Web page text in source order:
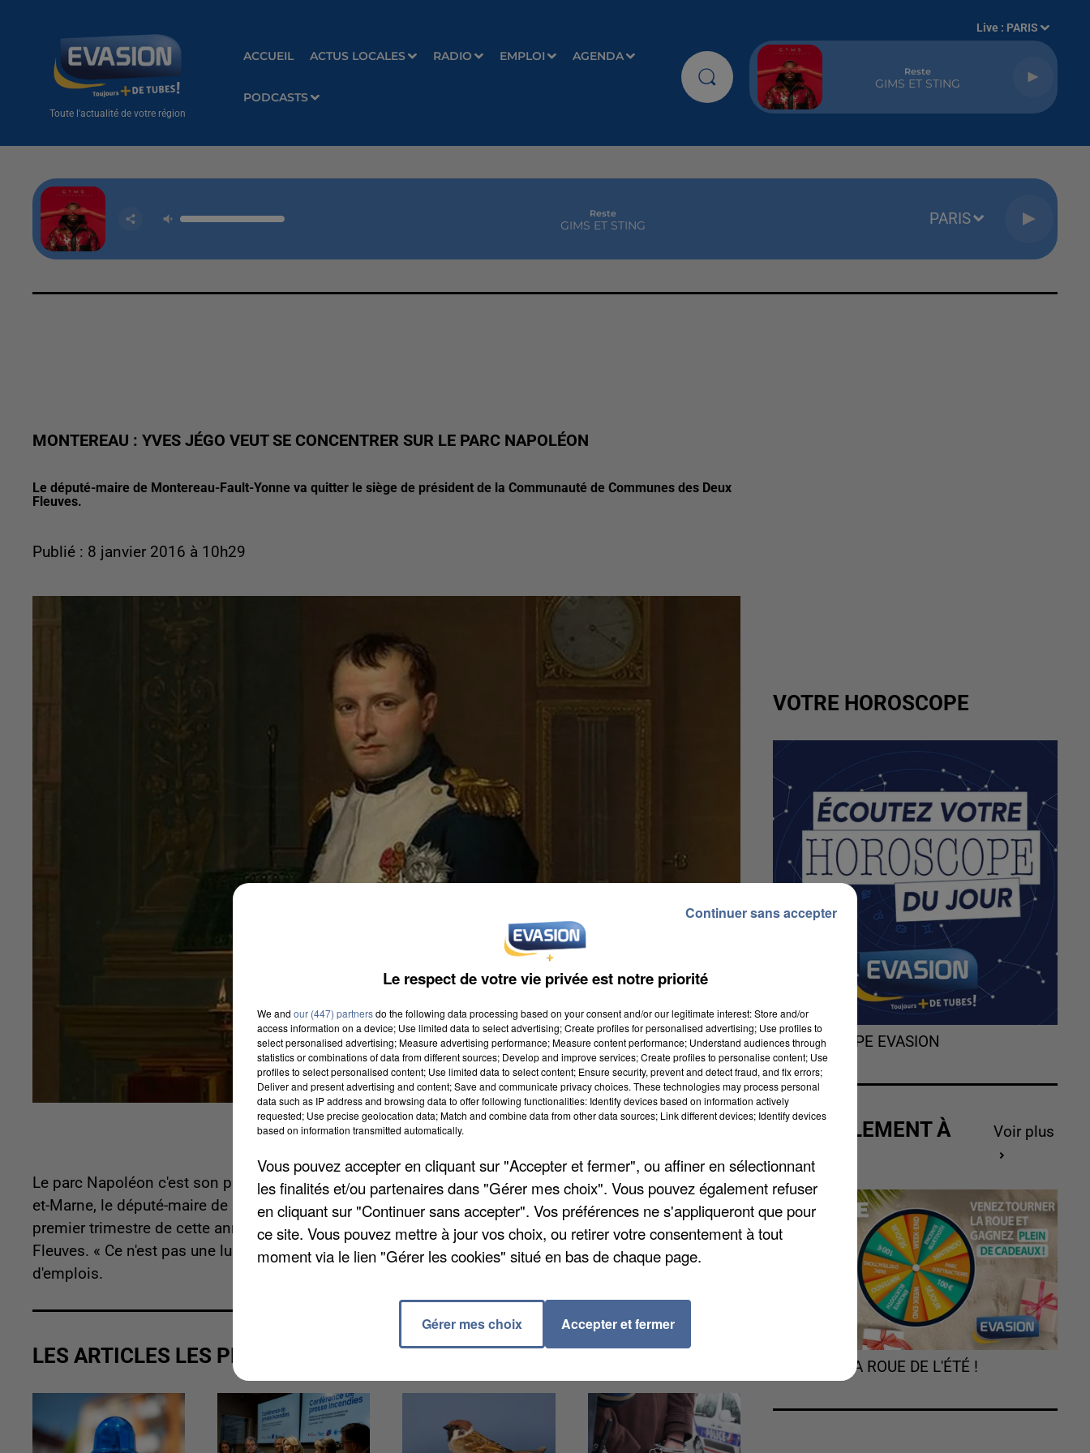
Toute l'actualité de votre région
ACCUEIL ACTUS LOCALES RADIO EMPLOI AGENDA
PODCASTS
Live : PARIS
Reste
GIMS ET STING
Reste
GIMS ET STING PARIS
MONTEREAU : YVES JÉGO VEUT SE CONCENTRER SUR LE PARC NAPOLÉON
Le député-maire de Montereau-Fault-Yonne va quitter le siège de président de la Communauté de Communes des Deux
Fleuves.
Publié : 8 janvier 2016 à 10h29
Le parc Napoléon c'est son projet, son cheval de bataille. Dans une interview à La République de Seine-
et-Marne, le député-maire de Montereau-Fault-Yonne, Yves Jégo, annonce qu'il quittera d'ici la fin du
premier trimestre de cette année le siège de président de la Communauté de Communes des Deux
Fleuves. « Ce n'est pas une lubie » précise-t-il, mais un projet qui pourrait générer plusieurs milliers
d'emplois.
LES ARTICLES LES PLUS VUS
VOTRE HOROSCOPE
L'HOROSCOPE EVASION
ACTUELLEMENT À
Voir plus
TOURNEZ LA ROUE DE L'ÉTÉ !
Le respect de votre vie privée est notre priorité
We and our (447) partnersdo the following data processing based on your consent and/or our legitimate interest: Store and/or
access information on a device; Use limited data to select advertising; Create profiles for personalised advertising; Use profiles to
select personalised advertising; Measure advertising performance; Measure content performance; Understand audiences through
statistics or combinations of data from different sources; Develop and improve services; Create profiles to personalise content; Use
profiles to select personalised content; Use limited data to select content; Ensure security, prevent and detect fraud, and fix errors;
Deliver and present advertising and content; Save and communicate privacy choices. These technologies may process personal
data such as IP address and browsing data to offer following functionalities: Identify devices based on information actively
requested; Use precise geolocation data; Match and combine data from other data sources; Link different devices; Identify devices
based on information transmitted automatically.
Vous pouvez accepter en cliquant sur "Accepter et fermer", ou affiner en sélectionnant
les finalités et/ou partenaires dans "Gérer mes choix". Vous pouvez également refuser
en cliquant sur "Continuer sans accepter". Vos préférences ne s'appliqueront que pour
ce site. Vous pouvez mettre à jour vos choix, ou retirer votre consentement à tout
moment via le lien "Gérer les cookies" situé en bas de chaque page.
Gérer mes choix Accepter et fermer
Continuer sans accepter